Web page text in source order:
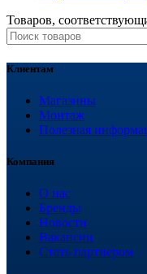
Товаров,
Клиентам
Магазины
Монтаж
Полезная
Компания
О нас
Бренды
Новости
Вакансии
Стать партнером